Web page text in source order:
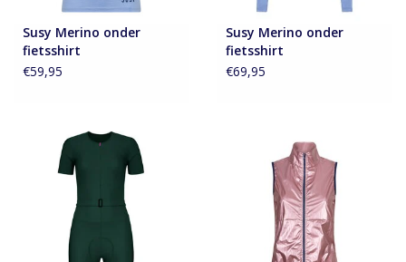
Susy Merino onder
fietsshirt
€59,95
Susy Merino onder
fietsshirt
€69,95